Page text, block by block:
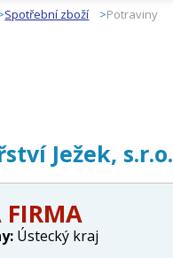
Spotřební zboží Potraviny
Ježek, s.r.o.
FIRMA
Ústecký kraj